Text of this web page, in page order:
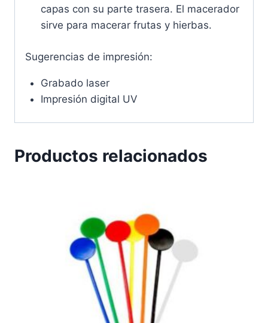
capas con su parte trasera. El macerador
sirve para macerar frutas y hierbas.
Sugerencias de impresión:
Grabado laser
Impresión digital UV
Productos relacionados